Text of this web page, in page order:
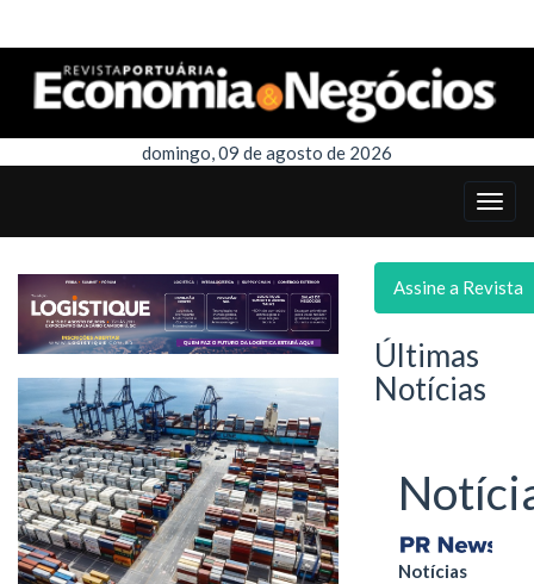
domingo, 09 de agosto de 2026
Assine a Revista
Últimas
Notícias
Notícias